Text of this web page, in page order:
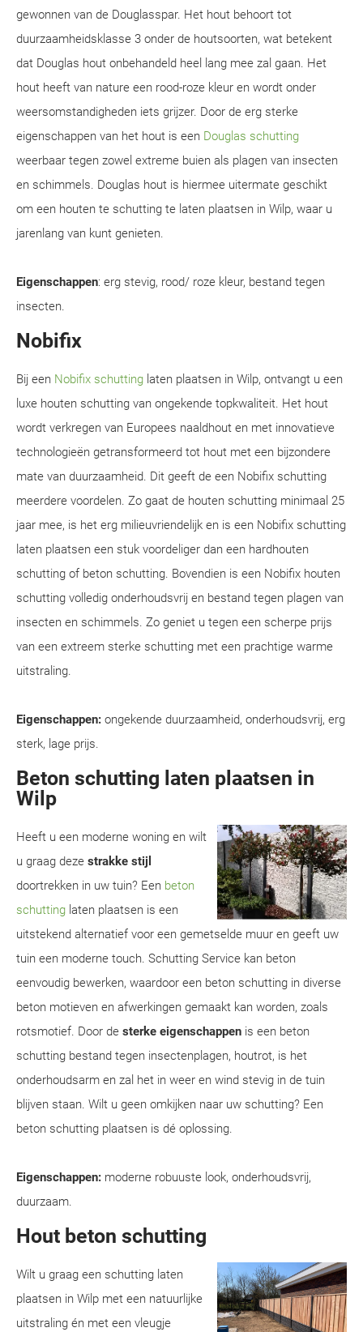
gewonnen van de Douglasspar. Het hout behoort tot
duurzaamheidsklasse 3 onder de houtsoorten, wat betekent
dat Douglas hout onbehandeld heel lang mee zal gaan. Het
hout heeft van nature een rood-roze kleur en wordt onder
weersomstandigheden iets grijzer. Door de erg sterke
eigenschappen van het hout is een Douglas schutting
weerbaar tegen zowel extreme buien als plagen van insecten
en schimmels. Douglas hout is hiermee uitermate geschikt
om een houten te schutting te laten plaatsen in Wilp, waar u
jarenlang van kunt genieten.
Eigenschappen: erg stevig, rood/ roze kleur, bestand tegen
insecten.
Nobifix
Bij een Nobifix schutting laten plaatsen in Wilp, ontvangt u een
luxe houten schutting van ongekende topkwaliteit. Het hout
wordt verkregen van Europees naaldhout en met innovatieve
technologieën getransformeerd tot hout met een bijzondere
mate van duurzaamheid. Dit geeft de een Nobifix schutting
meerdere voordelen. Zo gaat de houten schutting minimaal 25
jaar mee, is het erg milieuvriendelijk en is een Nobifix schutting
laten plaatsen een stuk voordeliger dan een hardhouten
schutting of beton schutting. Bovendien is een Nobifix houten
schutting volledig onderhoudsvrij en bestand tegen plagen van
insecten en schimmels. Zo geniet u tegen een scherpe prijs
van een extreem sterke schutting met een prachtige warme
uitstraling.
Eigenschappen: ongekende duurzaamheid, onderhoudsvrij, erg
sterk, lage prijs.
Beton schutting laten plaatsen in
Wilp
Heeft u een moderne woning en wilt
u graag deze strakke stijl
doortrekken in uw tuin? Een beton
schutting laten plaatsen is een
uitstekend alternatief voor een gemetselde muur en geeft uw
tuin een moderne touch. Schutting Service kan beton
eenvoudig bewerken, waardoor een beton schutting in diverse
beton motieven en afwerkingen gemaakt kan worden, zoals
rotsmotief. Door de sterke eigenschappen is een beton
schutting bestand tegen insectenplagen, houtrot, is het
onderhoudsarm en zal het in weer en wind stevig in de tuin
blijven staan. Wilt u geen omkijken naar uw schutting? Een
beton schutting plaatsen is dé oplossing.
Eigenschappen: moderne robuuste look, onderhoudsvrij,
duurzaam.
Hout beton schutting
Wilt u graag een schutting laten
plaatsen in Wilp met een natuurlijke
uitstraling én met een vleugje